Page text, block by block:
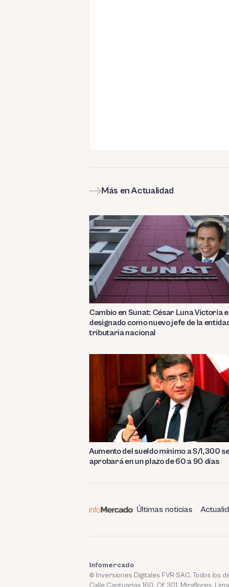
Más en Actualidad
Cambio en Sunat: César Luna Victoria
designado como nuevo jefe de la
tributaria nacional
Aumento del sueldo mínimo a S/1,300
aprobará en un plazo de 60 a 90 días
Últimas noticias
Infomercado
© Inversiones Digitales FVR SAC. Todos los